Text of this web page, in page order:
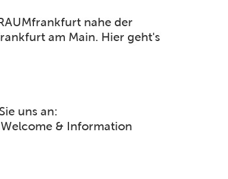
nahe der
am Main. Hier geht's
uns an:
& Information